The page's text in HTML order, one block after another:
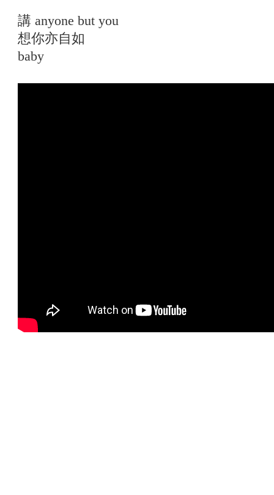
講 anyone but you
想你亦自如
baby